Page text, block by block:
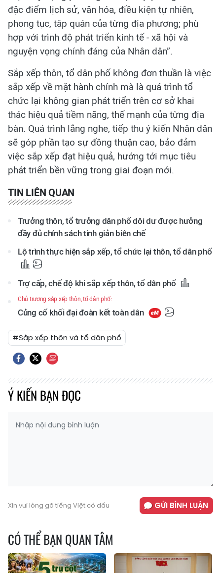
đặc điểm lịch sử, văn hóa, điều kiện tự nhiên,
phong tục, tập quán của từng địa phương; phù
hợp với trình độ phát triển kinh tế - xã hội và
nguyện vọng chính đáng của Nhân dân”.
Sắp xếp thôn, tổ dân phố không đơn thuần là việc
sắp xếp về mặt hành chính mà là quá trình tổ
chức lại không gian phát triển trên cơ sở khai
thác hiệu quả tiềm năng, thế mạnh của từng địa
bàn. Quá trình lắng nghe, tiếp thu ý kiến Nhân dân
sẽ góp phần tạo sự đồng thuận cao, bảo đảm
việc sắp xếp đạt hiệu quả, hướng tới mục tiêu
phát triển bền vững trong giai đoạn mới.
TIN LIÊN QUAN
Trưởng thôn, tổ trưởng dân phố dôi dư được hưởng
đầy đủ chính sách tinh giản biên chế
Lộ trình thực hiện sắp xếp, tổ chức lại thôn, tổ dân phố
Trợ cấp, chế độ khi sắp xếp thôn, tổ dân phố
Chủ trương sắp xếp thôn, tổ dân phố:
Củng cố khối đại đoàn kết toàn dân
#Sắp xếp thôn và tổ dân phố
Ý KIẾN BẠN ĐỌC
Xin vui lòng gõ tiếng Việt có dấu GỬI BÌNH LUẬN
CÓ THỂ BẠN QUAN TÂM